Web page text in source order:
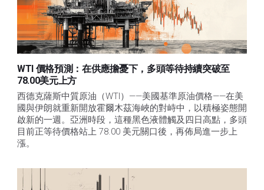
WTI 價格預測：在供應擔憂下，多頭等待持續突破至
78.00美元上方
西德克薩斯中質原油（WTI）——美國基準原油價格——在美
國與伊朗就重新開放霍爾木茲海峽的對峙中，以積極姿態開
啟新的一週。亞洲時段，這種黑色液體觸及四日高點，多頭
目前正等待價格站上 78.00 美元關口後，再佈局進一步上
漲。